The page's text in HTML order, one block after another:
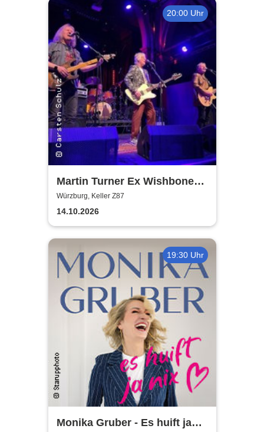
20:00 Uhr
Martin Turner Ex Wishbone
Ash - Two Eras Tour 2026
Würzburg, Keller Z87
14.10.2026
19:30 Uhr
Monika Gruber - Es huift ja